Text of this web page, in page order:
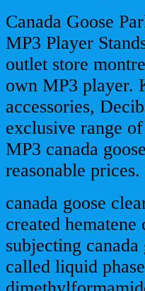
Canada Goose
MP3 Player
outlet store
own MP3 player.
accessories,
exclusive range
MP3 canada
reasonable
canada goose
created
subjecting
called liquid